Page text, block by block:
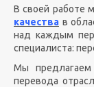
В своей работе
качества в
над каждым
специалиста:
Мы предлагаем
перевода